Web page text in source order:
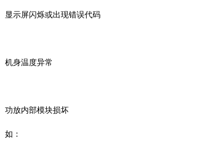
显示屏闪烁或出现错误代码
机身温度异常
功放内部模块损坏
如：